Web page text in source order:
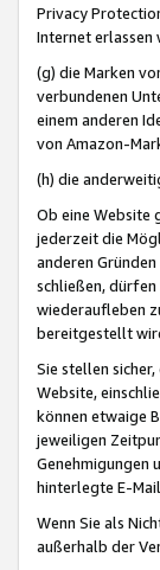
Privacy
Internet erlassen
(g) die Marken
verbundenen
einem anderen
von Amazon-
(h) die
Ob eine Website
jederzeit die
anderen
schließen, dürfen
wiederaufleben
bereitgestellt
Sie stellen
Website,
können etwaige
jeweiligen
Genehmigungen
hinterlegte E-
Wenn Sie als
außerhalb der